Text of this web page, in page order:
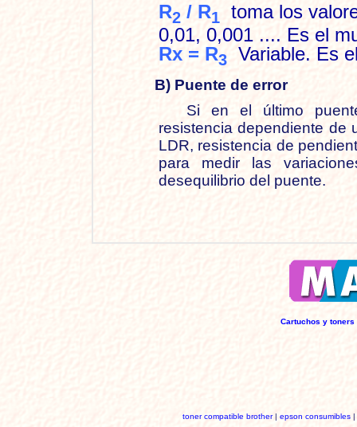
R2 / R1
toma los
0,01, 0,001 .... Es el
Rx = R3 Variable. Es
B) Puente de error
Si en el último
resistencia dependiente de
LDR, resistencia de
para medir las
desequilibrio del puente.
Cartuchos y
toner compatible brother| epson consumibles |